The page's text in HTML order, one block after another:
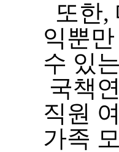
또한,
익뿐
수 있
국책
직원
가족